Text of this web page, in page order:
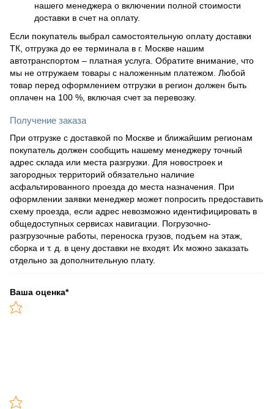
нашего менеджера о включении полной стоимости
доставки в счет на оплату.
Если покупатель выбрал самостоятельную оплату доставки
ТК, отгрузка до ее терминала в г. Москве нашим
автотранспортом – платная услуга. Обратите внимание, что
мы не отгружаем товары с наложенным платежом. Любой
товар перед оформлением отгрузки в регион должен быть
оплачен на 100 %, включая счет за перевозку.
Получение заказа
При отгрузке с доставкой по Москве и ближайшим регионам
покупатель должен сообщить нашему менеджеру точный
адрес склада или места разгрузки. Для новостроек и
загородных территорий обязательно наличие
асфальтированного проезда до места назначения. При
оформлении заявки менеджер может попросить предоставить
схему проезда, если адрес невозможно идентифицировать в
общедоступных сервисах навигации. Погрузочно-
разгрузочные работы, переноска грузов, подъем на этаж,
сборка и т. д. в цену доставки не входят. Их можно заказать
отдельно за дополнительную плату.
Ваша оценка*